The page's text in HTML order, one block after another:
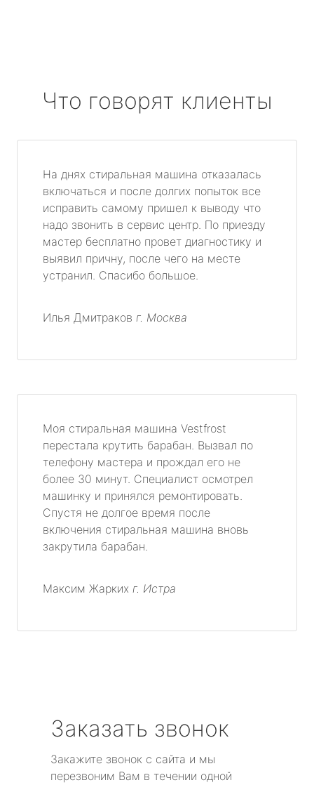
Что говорят клиенты
На днях стиральная машина отказалась
включаться и после долгих попыток все
исправить самому пришел к выводу что
надо звонить в сервис центр. По приезду
мастер бесплатно провет диагностику и
выявил причну, после чего на месте
устранил. Спасибо большое.
Илья Дмитраков г. Москва
Моя стиральная машина Vestfrost
перестала крутить барабан. Вызвал по
телефону мастера и прождал его не
более 30 минут. Специалист осмотрел
машинку и принялся ремонтировать.
Спустя не долгое время после
включения стиральная машина вновь
закрутила барабан.
Максим Жарких г. Истра
Заказать звонок
Закажите звонок с сайта и мы
перезвоним Вам в течении одной